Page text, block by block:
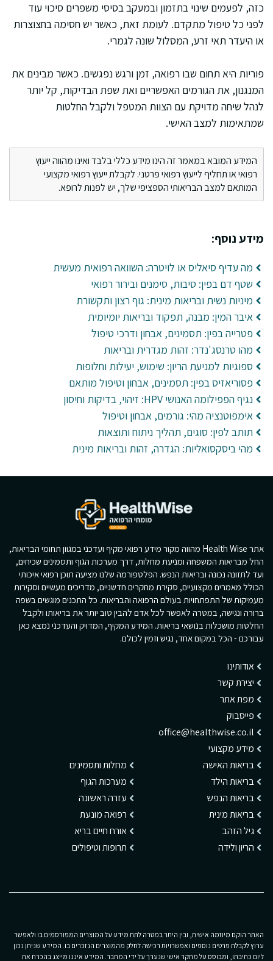
כזה, לפעמים שינוי בתזמון ובמעקב בסיסי משפרים סיכוי עוד
לפני כל טיפול מתקדם. לעומת זאת, כאשר יש חסימה בחצוצרות
או היעדר תאי זרע, המסלול שונה לגמרי.
פוריות היא תחום שבו רפואה, זמן ורגש נפגשים. כאשר מבינים את
המנגנון, את הגורמים האפשריים ואת שפת הבדיקות, קל יותר
לנהל שיחה מדויקת עם הצוות המטפל ולקבל החלטות
שמתאימות למצב האישי.
המידע המובא במאמר זה הינו מידע כללי בלבד ואינו מהווה ייעוץ
רפואי או תחליף לייעוץ רפואי פרטני. לקבלת ייעוץ רפואי מקצועי
המותאם למצב הבריאותי הספציפי שלך, יש לפנות לרופא.
מידע נוסף:
מה עדיף סיאליס או לויטרה: השוואה רפואית מעשית
שטף דם בפין: סיבות, סימנים ובירור רפואי
מיניות נשית ובריאות מינית: גוף רצון ותקשורת
איבר המין: מבנה, תפקוד ובריאות יומיומית
פטרייה בפין: תסמינים, אבחון ודרכי טיפול
מהו טרנסג'נדר: זהות מגדרית ובריאות
ספוגיות למניעת הריון: שימוש, יעילות וחלופות
פסוריאזיס בפין: תסמינים, אבחון וטיפול מותאם
נגיף הפפילומה האנושי HPV: זיהוי, בדיקות וחיסון
אימפוטנציה מהי: גורמים, אבחון וטיפול
תותב לפין: סוגים, תהליך ניתוח ותוצאות
מהי ביסקסואליות: הגדרה, זהות ובריאות מינית
אתר Health Wise מהווה מקור מידע רפואי מקיף ועדכני במגוון תחומי הבריאות,
החל מבריאות המשפחה ומניעת מחלות, דרך מערכות הגוף ותסמינים שכיחים,
ועד לתזונה נכונה ובריאות הנפש. הפלטפורמה שלנו מציעה תוכן רפואי איכותי
הכולל מאמרים מקצועיים, סקירת מחקרים חדשניים, מדריכים מעשיים וסקירות
מעמיקות של התפתחויות בעולם הרפואה והבריאות. כל התכנים מוגשים בשפה
ברורה ונגישה, במטרה לאפשר לכל אדם להבין טוב יותר את בריאותו ולקבל
החלטות מושכלות בנושאי בריאות. המידע המקיף, המדויק והעדכני נמצא כאן
עבורכם - הכל במקום אחד, נגיש וזמין לכולם.
אודותינו
יצירת קשר
מפת אתר
פייסבוק
office@healthwise.co.il
מידע מקצועי
בריאות האישה
בריאות הילד
בריאות הנפש
בריאות מינית
גיל הזהב
הריון ולידה
מחלות ותסמינים
מערכות הגוף
עזרה ראשונה
רפואה מונעת
אורח חיים בריא
תרופות וטיפולים
האתר הוקם מיוזמה אישית, ובין היתר במטרה לתת מידע על המוצרים המפורסמים בו ולאפשר
ערוץ לקבלת פרטים נוספים ואפשרויות רכישה לחלק מהמוצרים הנזכרים בו. המידע שניתן נכון
ליום כתיבתו, ומבוסס על מחקר אישי שנערך על ידי המחבר. המידע איננו מייצג בהכרח את